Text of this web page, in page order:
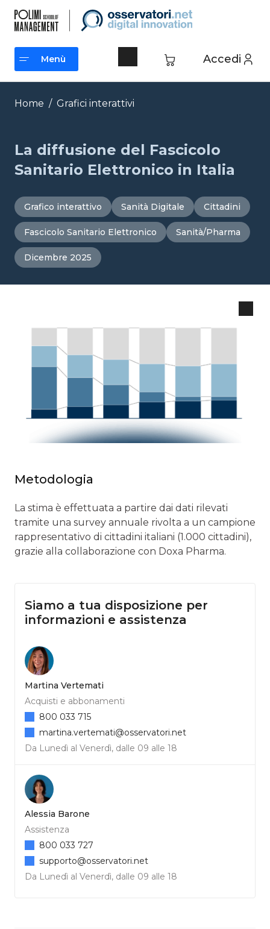
contenuto
Accedi
Menù
Menù
Home / Grafici interattivi
La diffusione del Fascicolo
Sanitario Elettronico in Italia
Grafico interattivo Sanità Digitale Cittadini
Fascicolo Sanitario Elettronico Sanità/Pharma
Dicembre 2025
Metodologia
La stima è effettuata a partire dai dati rilevati
tramite una survey annuale rivolta a un campione
rappresentativo di cittadini italiani (1.000 cittadini),
grazie alla collaborazione con Doxa Pharma.
Siamo a tua disposizione per
informazioni e assistenza
Martina Vertemati
Acquisti e abbonamenti
Da Lunedì al Venerdì, dalle 09 alle 18
800 033 715
martina.vertemati@osservatori.net
Alessia Barone
Assistenza
Da Lunedì al Venerdì, dalle 09 alle 18
800 033 727
supporto@osservatori.net